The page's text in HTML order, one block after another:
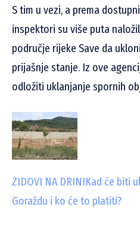
S tim u vezi, a prema
inspektori su više puta
područje rijeke Save da
prijašnje stanje. Iz ove
odložiti uklanjanje spornih
ZIDOVI NA DRINIKad će biti
Goraždu i ko će to platiti?